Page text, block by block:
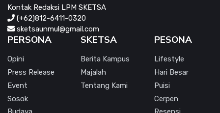
Kontak Redaksi LPM SKETSA
(+62)812-6411-0320
sketsaunmul@gmail.com
PERSONA
Opini
Press Release
Event
Sosok
SKETSA
Berita Kampus
Majalah
Tentang Kami
PESONA
Lifestyle
Hari Besar
Puisi
Cerpen